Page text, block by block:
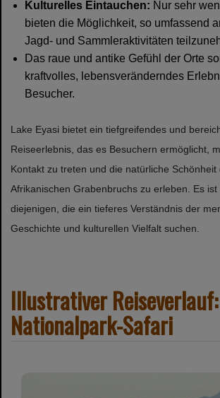
Kulturelles Eintauchen: Nur sehr
bieten die Möglichkeit, so umfassend
Jagd- und Sammleraktivitäten
Das raue und antike Gefühl der Orte
kraftvolles, lebensveränderndes
Besucher.
Lake Eyasi bietet ein tiefgreifendes und
Reiseerlebnis, das es Besuchern ermöglicht,
Kontakt zu treten und die natürliche Schönheit
Afrikanischen Grabenbruchs zu erleben. Es
diejenigen, die ein tieferes Verständnis der
Geschichte und kulturellen Vielfalt suchen.
Illustrativer
Nationalpark-Safari